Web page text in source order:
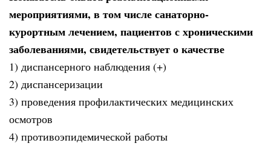
мероприятиями, в том числе санаторно-
курортным лечением, пациентов с хроническими
заболеваниями, свидетельствует о качестве
1) диспансерного наблюдения (+)
2) диспансеризации
3) проведения профилактических медицинских
осмотров
4) противоэпидемической работы